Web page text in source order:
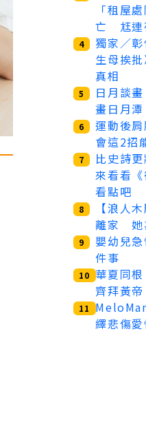
「租屋
亡 尪連
4
獨家／
生母挨
真相
5
日月談
畫日月潭
6
運動後
會這2招
7
比史詩
來看看
看點吧
8
【浪人
離家 她
9
嬰幼兒
件事
10 華夏同
齊拜黃帝
11
繹悲傷